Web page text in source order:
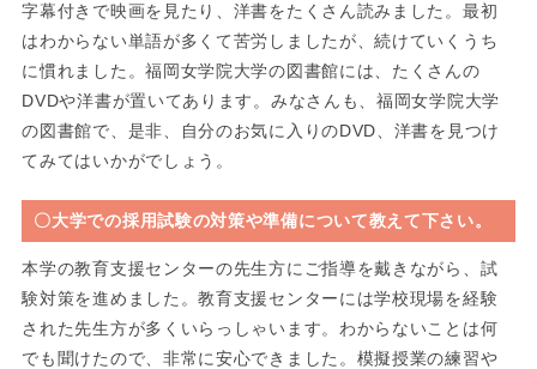
字幕付きで映画を見たり、洋書をたくさん読みました。最初
はわからない単語が多くて苦労しましたが、続けていくうち
に慣れました。福岡女学院大学の図書館には、たくさんの
DVDや洋書が置いてあります。みなさんも、福岡女学院大学
の図書館で、是非、自分のお気に入りのDVD、洋書を見つけ
てみてはいかがでしょう。
〇大学での採用試験の対策や準備について教えて下さい。
本学の教育支援センターの先生方にご指導を戴きながら、試
験対策を進めました。教育支援センターには学校現場を経験
された先生方が多くいらっしゃいます。わからないことは何
でも聞けたので、非常に安心できました。模擬授業の練習や